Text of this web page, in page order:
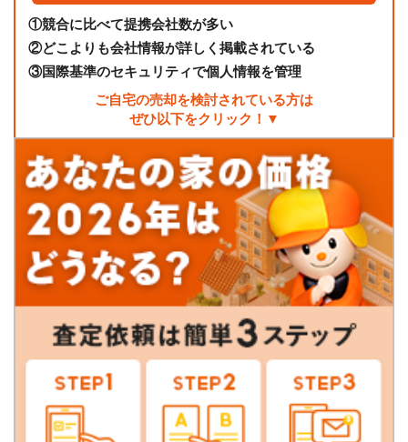
①競合に比べて提携会社数が多い
②どこよりも会社情報が詳しく掲載されている
③国際基準のセキュリティで個人情報を管理
ご自宅の売却を検討されている方は
ぜひ以下をクリック！▼